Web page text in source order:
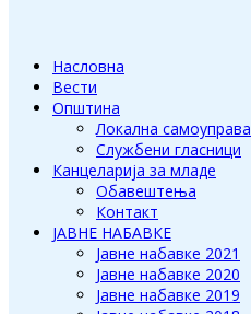
Насловна
Вести
Општина
Локална самоуправа
Службени гласници
Канцеларија за младе
Обавештења
Контакт
ЈАВНЕ НАБАВКЕ
Јавне набавке 2021
Јавне набавке 2020
Јавне набавке 2019